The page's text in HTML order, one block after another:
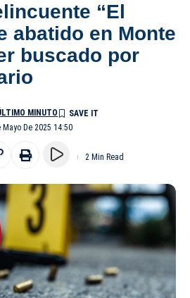
“El
abatido en Monte
buscado por
De 2025 14:50
MINUTO
2 Min Read